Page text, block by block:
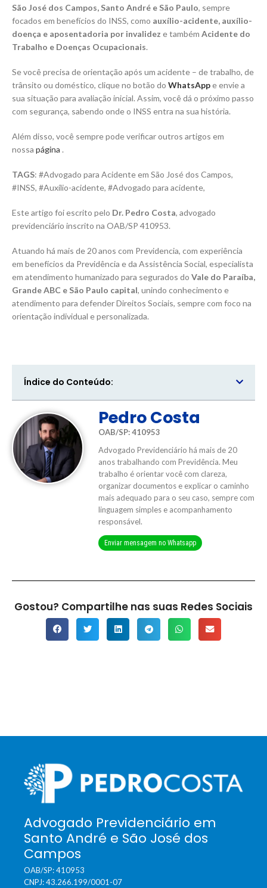
São José dos Campos, Santo André e São Paulo, sempre
focados em benefícios do INSS, como auxílio-acidente, auxílio-
doença e aposentadoria por invalidez e também Acidente do
Trabalho e Doenças Ocupacionais.
Se você precisa de orientação após um acidente – de trabalho, de
trânsito ou doméstico, clique no botão do WhatsAppe envie a
sua situação para avaliação inicial. Assim, você dá o próximo passo
com segurança, sabendo onde o INSS entra na sua história.
Além disso, você sempre pode verificar outros artigos em
nossa página .
TAGS: #Advogado para Acidente em São José dos Campos,
#INSS, #Auxílio-acidente, #Advogado para acidente,
Este artigo foi escrito pelo Dr. Pedro Costa, advogado
previdenciário inscrito na OAB/SP 410953.
Atuando há mais de 20 anos com Previdencia, com experiência
em benefícios da Previdência e da Assistência Social, especialista
em atendimento humanizado para segurados do Vale do Paraíba,
Grande ABC e São Paulo capital, unindo conhecimento e
atendimento para defender Direitos Sociais, sempre com foco na
orientação individual e personalizada.
Índice do Conteúdo:
Pedro Costa
OAB/SP: 410953
Advogado Previdenciário há mais de 20
anos trabalhando com Previdência. Meu
trabalho é orientar você com clareza,
organizar documentos e explicar o caminho
mais adequado para o seu caso, sempre com
linguagem simples e acompanhamento
responsável.
Enviar mensagem no Whatsapp
Gostou? Compartilhe nas suas Redes Sociais
Advogado Previdenciário em
Santo André e São José dos
Campos
OAB/SP: 410953
CNPJ: 43.266.199/0001-07